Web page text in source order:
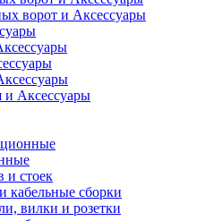
ворот и Аксессуары
и Аксессуары
и стоек
кабельные сборки
вилки и розетки